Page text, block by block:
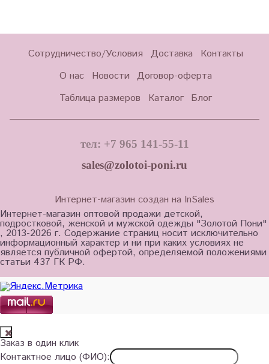
Сотрудничество/Условия Доставка
Контакты
О нас
Новости Договор-оферта
Таблица размеров
Каталог Блог
тел: +7 965 141-55-11
sales@zolotoi-poni.ru
Интернет-магазин создан на InSales
Интернет-магазин оптовой продажи детской,
подростковой, женской и мужской одежды "Золотой Пони"
, 2013-2026 г. Содержание страниц носит исключительно
информационный характер и ни при каких условиях не
является публичной офертой, определяемой положениями
статьи 437 ГК РФ.
Заказ в один клик
Контактное лицо (ФИО):